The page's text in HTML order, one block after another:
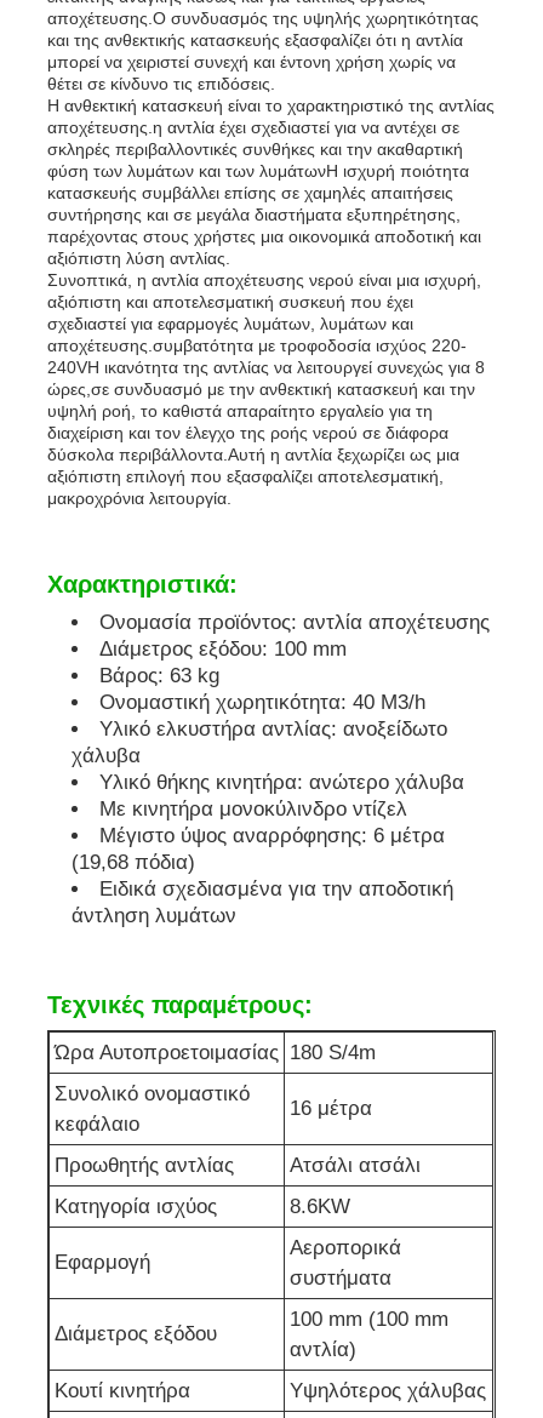
σετ γεννητριών ντίζελ
σύνολο γεννήτριας βενζίνης
Σετ Γεννήτριας Inverter
Φορητό σύνολο γεννήτριας
Σετ βιομηχανικής γεννήτριας
Σετ ψηφιακής γεννήτριας
soundproof σύνολο γεννητριών
γεννήτρια εγχώριας χρήσης
Σύνολο γεννητριών θόλων
Γεννήτρια χαμηλού θορύβου
Συντήρηση Γεννητριών
μηχανή diesel γεννητριών
αντλία αποχέτευσης
αποχέτευσης.Ο συνδυασμός της υψηλής χωρητικότητας
και της ανθεκτικής κατασκευής εξασφαλίζει ότι η αντλία
μπορεί να χειριστεί συνεχή και έντονη χρήση χωρίς να
θέτει σε κίνδυνο τις επιδόσεις.
Η ανθεκτική κατασκευή είναι το χαρακτηριστικό της αντλίας
αποχέτευσης.η αντλία έχει σχεδιαστεί για να αντέχει σε
σκληρές περιβαλλοντικές συνθήκες και την ακαθαρτική
φύση των λυμάτων και των λυμάτωνΗ ισχυρή ποιότητα
κατασκευής συμβάλλει επίσης σε χαμηλές απαιτήσεις
συντήρησης και σε μεγάλα διαστήματα εξυπηρέτησης,
παρέχοντας στους χρήστες μια οικονομικά αποδοτική και
αξιόπιστη λύση αντλίας.
Συνοπτικά, η αντλία αποχέτευσης νερού είναι μια ισχυρή,
αξιόπιστη και αποτελεσματική συσκευή που έχει
σχεδιαστεί για εφαρμογές λυμάτων, λυμάτων και
αποχέτευσης.συμβατότητα με τροφοδοσία ισχύος 220-
240VΗ ικανότητα της αντλίας να λειτουργεί συνεχώς για 8
ώρες,σε συνδυασμό με την ανθεκτική κατασκευή και την
υψηλή ροή, το καθιστά απαραίτητο εργαλείο για τη
διαχείριση και τον έλεγχο της ροής νερού σε διάφορα
δύσκολα περιβάλλοντα.Αυτή η αντλία ξεχωρίζει ως μια
αξιόπιστη επιλογή που εξασφαλίζει αποτελεσματική,
μακροχρόνια λειτουργία.
Χαρακτηριστικά:
Ονομασία προϊόντος: αντλία αποχέτευσης
Διάμετρος εξόδου: 100 mm
Βάρος: 63 kg
Ονομαστική χωρητικότητα: 40 M3/h
Υλικό ελκυστήρα αντλίας: ανοξείδωτο
χάλυβα
Υλικό θήκης κινητήρα: ανώτερο χάλυβα
Με κινητήρα μονοκύλινδρο ντίζελ
Μέγιστο ύψος αναρρόφησης: 6 μέτρα
(19,68 πόδια)
Ειδικά σχεδιασμένα για την αποδοτική
άντληση λυμάτων
Τεχνικές παραμέτρους:
Ώρα Αυτοπροετοιμασίας 180 S/4m
Συνολικό ονομαστικό
κεφάλαιο
16 μέτρα
Προωθητής αντλίας
Ατσάλι ατσάλι
Κατηγορία ισχύος
8.6KW
Εφαρμογή
Αεροπορικά
συστήματα
Διάμετρος εξόδου
100 mm (100 mm
αντλία)
Κουτί κινητήρα
Υψηλότερος χάλυβας